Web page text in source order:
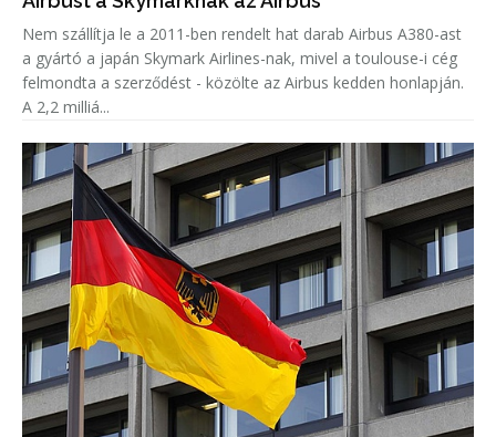
Nem szállítja le a 2011-ben rendelt hat darab Airbus A380-ast
a gyártó a japán Skymark Airlines-nak, mivel a toulouse-i cég
felmondta a szerződést - közölte az Airbus kedden honlapján.
A 2,2 milliá...